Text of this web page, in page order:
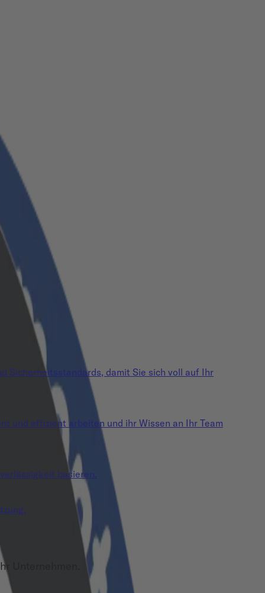
Sicherheitsstandards, damit Sie sich voll auf Ihr
und effizient arbeiten und ihr Wissen an Ihr Team
basieren.
Unternehmen.